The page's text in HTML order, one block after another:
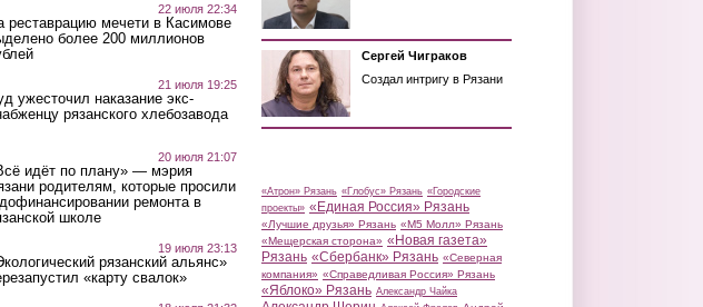
22 июля 22:34
реставрацию мечети в Касимове
более 200 миллионов
21 июля 19:25
ужесточил наказание экс-
рязанского хлебозавода
20 июля 21:07
идёт по плану» — мэрия
родителям, которые просили
ремонта в
школе
19 июля 23:13
рязанский альянс»
«карту свалок»
Сергей Чиграков
Создал интригу в Рязани
«Атрон» Рязань «Глобус» Рязань «Городские
проекты» «Единая Россия» Рязань
«Лучшие друзья» Рязань «М5 Молл» Рязань
«Мещерская сторона» «Новая газета»
Рязань «Сбербанк» Рязань «Северная
компания» «Справедливая Россия» Рязань
«Яблоко» Рязань Александр Чайка